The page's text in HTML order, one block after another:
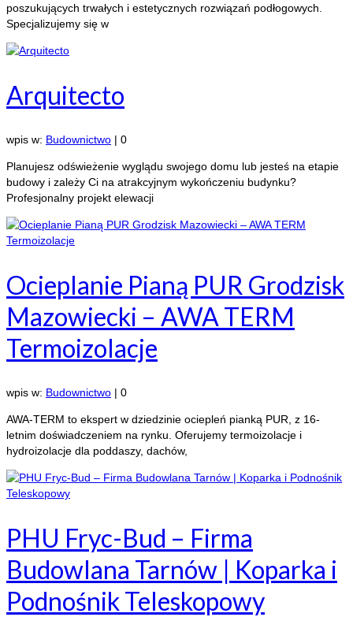
poszukujących trwałych i estetycznych rozwiązań podłogowych.
Specjalizujemy się w
Arquitecto
wpis w: Budownictwo | 0
Planujesz odświeżenie wyglądu swojego domu lub jesteś na etapie
budowy i zależy Ci na atrakcyjnym wykończeniu budynku?
Profesjonalny projekt elewacji
Ocieplanie Pianą PUR Grodzisk
Mazowiecki – AWA TERM
Termoizolacje
wpis w: Budownictwo | 0
AWA-TERM to ekspert w dziedzinie ociepleń pianką PUR, z 16-
letnim doświadczeniem na rynku. Oferujemy termoizolacje i
hydroizolacje dla poddaszy, dachów,
PHU Fryc-Bud – Firma
Budowlana Tarnów | Koparka i
Podnośnik Teleskopowy